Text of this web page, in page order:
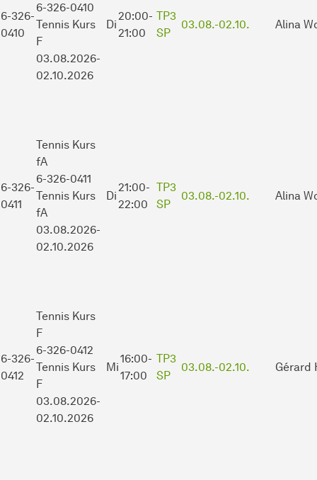
6-326-
0410
6-326-0410
Tennis Kurs
F
03.08.2026-
02.10.2026
Di
20:00-
21:00
TP3
SP
03.08.-02.10. Alina
6-326-
0411
Tennis Kurs
fA
6-326-0411
Tennis Kurs
fA
03.08.2026-
02.10.2026
Di
21:00-
22:00
TP3
SP
03.08.-02.10. Alina
6-326-
0412
Tennis Kurs
F
6-326-0412
Tennis Kurs
F
03.08.2026-
02.10.2026
Mi
16:00-
17:00
TP3
SP
03.08.-02.10. Gérard